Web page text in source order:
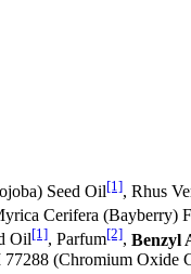
Seed Oil[1], Rhus
Cerifera (Bayberry)
Oil[1], Parfum[2], Benzyl
(Chromium Oxide